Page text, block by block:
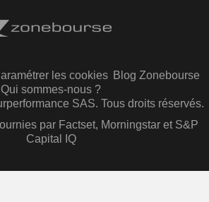
les cookies Blog Zonebourse
Qui sommes-nous ?
SAS. Tous droits réservés.
par Factset, Morningstar et S&P
Capital IQ